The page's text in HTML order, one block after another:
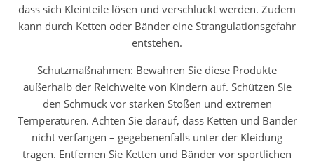
dass sich Kleinteile lösen und verschluckt werden. Zudem
kann durch Ketten oder Bänder eine Strangulationsgefahr
entstehen.
Schutzmaßnahmen: Bewahren Sie diese Produkte
außerhalb der Reichweite von Kindern auf. Schützen Sie
den Schmuck vor starken Stößen und extremen
Temperaturen. Achten Sie darauf, dass Ketten und Bänder
nicht verfangen – gegebenenfalls unter der Kleidung
tragen. Entfernen Sie Ketten und Bänder vor sportlichen